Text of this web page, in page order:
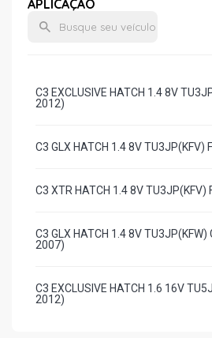
APLICAÇÃO
C3 EXCLUSIVE HATCH 1.4 8V
2012)
C3 GLX HATCH 1.4 8V TU3JP(KFV)
C3 XTR HATCH 1.4 8V TU3JP(KFV)
C3 GLX HATCH 1.4 8V
2007)
C3 EXCLUSIVE HATCH 1.6 16V
2012)